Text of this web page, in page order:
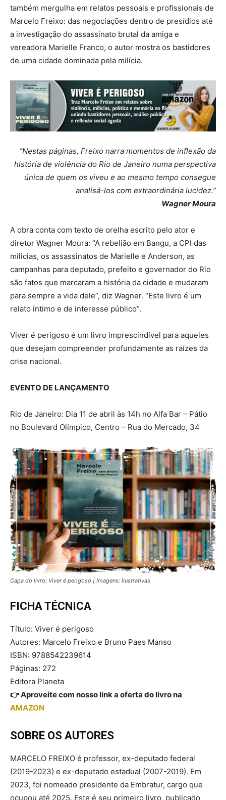
também mergulha em relatos pessoais e profissionais de
Marcelo Freixo: das negociações dentro de presídios até
a investigação do assassinato brutal da amiga e
vereadora Marielle Franco, o autor mostra os bastidores
de uma cidade dominada pela milícia.
“Nestas páginas, Freixo narra momentos de inflexão da
história de violência do Rio de Janeiro numa perspectiva
única de quem os viveu e ao mesmo tempo consegue
analisá-los com extraordinária lucidez.”
Wagner Moura
A obra conta com texto de orelha escrito pelo ator e
diretor Wagner Moura: “A rebelião em Bangu, a CPI das
milicias, os assassinatos de Marielle e Anderson, as
campanhas para deputado, prefeito e governador do Rio
são fatos que marcaram a história da cidade e mudaram
para sempre a vida dele”, diz Wagner. “Este livro é um
relato íntimo e de interesse público”.
Viver é perigoso é um livro imprescindível para aqueles
que desejam compreender profundamente as raízes da
crise nacional.
EVENTO DE LANÇAMENTO
Rio de Janeiro: Dia 11 de abril às 14h no Alfa Bar – Pátio
no Boulevard Olímpico, Centro – Rua do Mercado, 34
Capa do livro: Viver é perigoso | Imagens: Ilustrativas
FICHA TÉCNICA
Título: Viver é perigoso
Autores: Marcelo Freixo e Bruno Paes Manso
ISBN: 9788542239614
Páginas: 272
Editora Planeta
👉 Aproveite com nosso link a oferta do livro na
AMAZON
SOBRE OS AUTORES
MARCELO FREIXO é professor, ex-deputado federal
(2019-2023) e ex-deputado estadual (2007-2019). Em
2023, foi nomeado presidente da Embratur, cargo que
ocupou até 2025. Este é seu primeiro livro, publicado